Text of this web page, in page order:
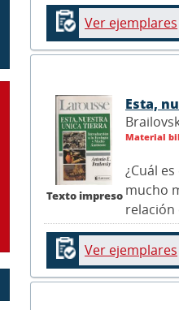
Ver ejemplares
Texto impreso
Esta,
Material
¿Cuál
mucho
relación
Ver ejemplares